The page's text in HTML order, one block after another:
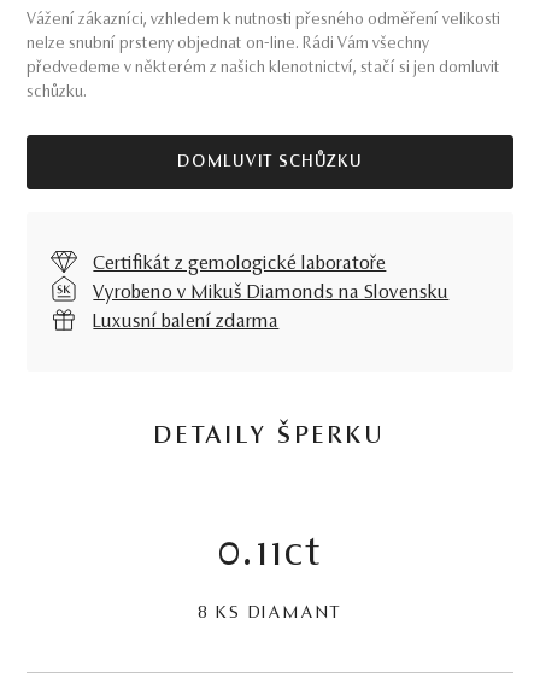
Vážení zákazníci, vzhledem k nutnosti přesného odměření velikosti
nelze snubní prsteny objednat on-line. Rádi Vám všechny
předvedeme v některém z našich klenotnictví, stačí si jen domluvit
schůzku.
DOMLUVIT SCHŮZKU
Certifikát z gemologické laboratoře
Vyrobeno v Mikuš Diamonds na Slovensku
Luxusní balení zdarma
DETAILY ŠPERKU
0.11ct
8 KS DIAMANT